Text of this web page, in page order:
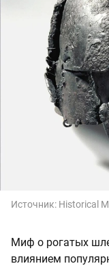
Источник: Historical
Миф о рогатых
влиянием